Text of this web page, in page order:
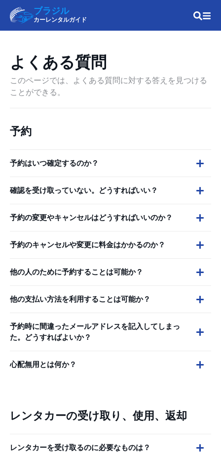
ブラジル
カーレンタルガイド
よくある質問
このページでは、よくある質問に対する答えを見つける
ことができる。
予約
予約はいつ確定するのか？
確認を受け取っていない。どうすればいい？
予約の変更やキャンセルはどうすればいいのか？
予約のキャンセルや変更に料金はかかるのか？
他の人のために予約することは可能か？
他の支払い方法を利用することは可能か？
予約時に間違ったメールアドレスを記入してしまっ
た。どうすればよいか？
心配無用とは何か？
レンタカーの受け取り、使用、返却
レンタカーを受け取るのに必要なものは？